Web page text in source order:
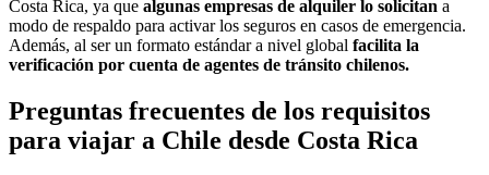
Costa Rica, ya que algunas empresas de alquiler lo solicitan a
modo de respaldo para activar los seguros en casos de emergencia.
Además, al ser un formato estándar a nivel global facilita la
verificación por cuenta de agentes de tránsito chilenos.
Preguntas frecuentes de los requisitos
para viajar a Chile desde Costa Rica